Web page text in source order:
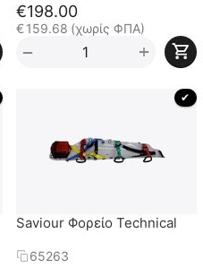
€198.00
€159.68 (χωρίς ΦΠΑ)
+
−
✔
Saviour Φορείο Technical
65263